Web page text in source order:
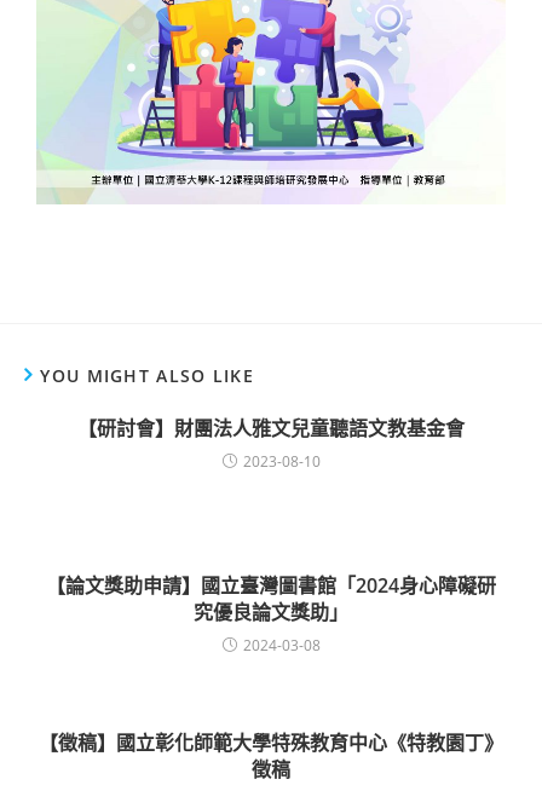
YOU MIGHT ALSO LIKE
【研討會】財團法人雅文兒童聽語文教基金會
2023-08-10
【論文獎助申請】國立臺灣圖書館「2024身心障礙研
究優良論文獎助」
2024-03-08
【徵稿】國立彰化師範大學特殊教育中心《特教園丁》
徵稿